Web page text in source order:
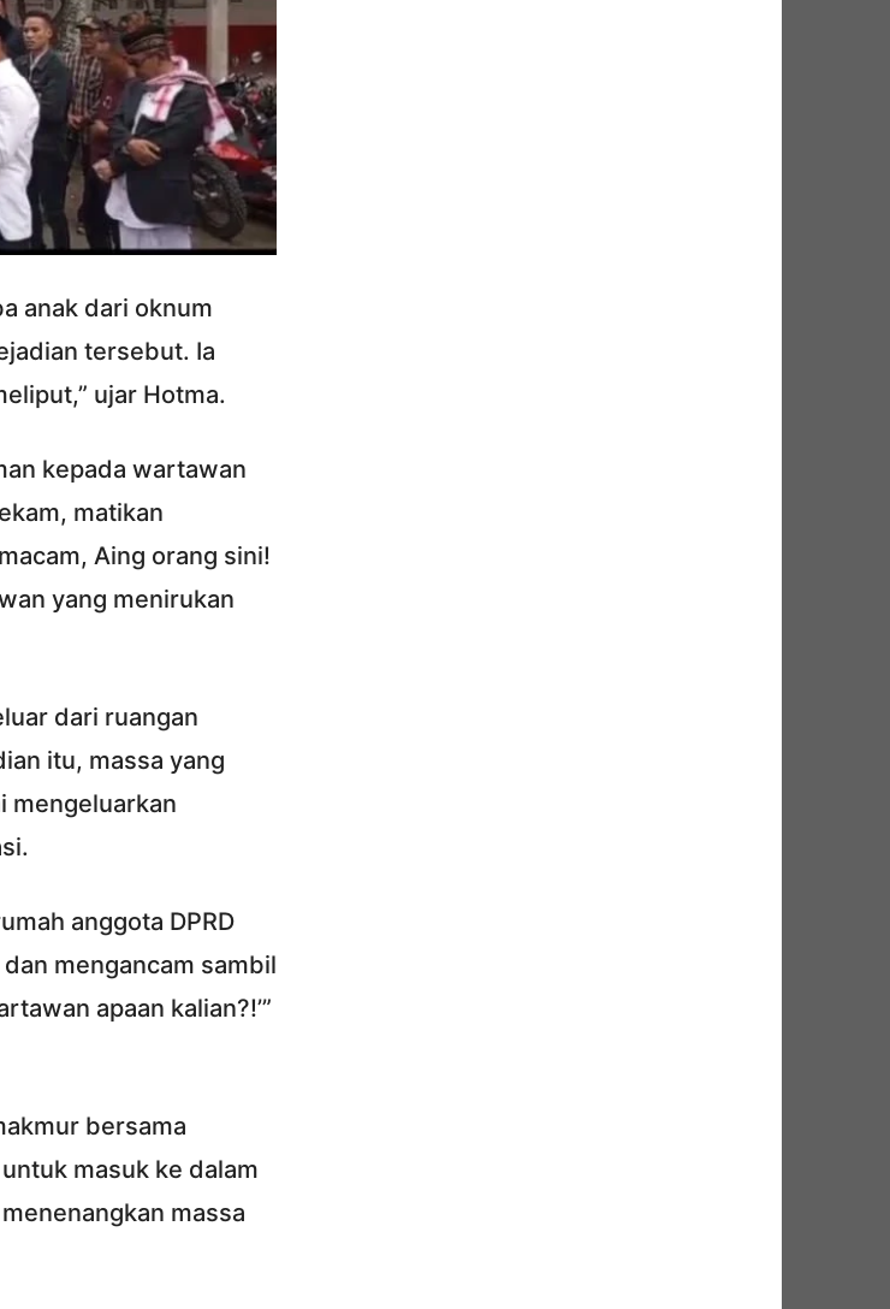
anak dari oknum
tersebut. Ia
ujar Hotma.
kepada wartawan
matikan
Aing orang sini!
yang menirukan
dari ruangan
itu, massa yang
mengeluarkan
anggota DPRD
mengancam sambil
apaan kalian?!’”
bersama
masuk ke dalam
massa